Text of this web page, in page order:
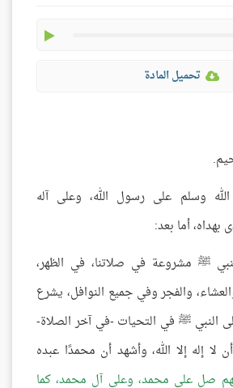
تحميل المادة
وسلم على رسول الله، وعلى آله
أما بعد:
ﷺ مشروعة في صلاتنا، في الظهر،
والفجر وفي جميع النوافل، يشرع
النبي ﷺ في التحيات -في آخر الصلاة-
لا إله إلا الله، وأشهد أن محمدًا عبده
صل على محمد، وعلى آل محمد، كما